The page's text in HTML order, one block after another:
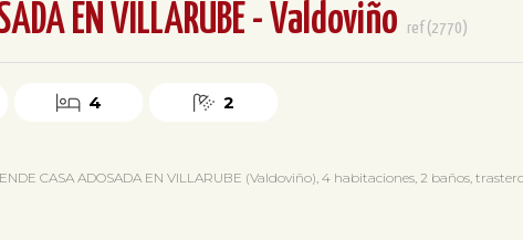
EN VILLARUBE - Valdoviño ref(2770)
4 2
CASA ADOSADA EN VILLARUBE (Valdoviño), 4 habitaciones, 2 baños,